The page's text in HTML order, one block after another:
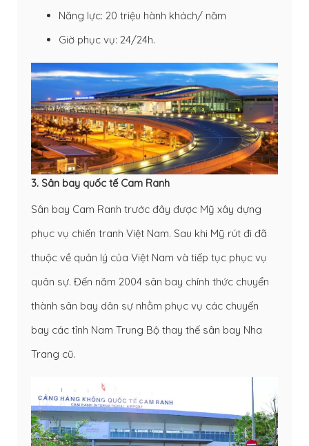
Năng lực: 20 triệu hành khách/ năm
Giờ phục vụ: 24/24h.
3. Sân bay quốc tế Cam Ranh
Sân bay Cam Ranh trước đây được Mỹ xây dựng
phục vụ chiến tranh Việt Nam. Sau khi Mỹ rút đi đã
thuộc về quản lý của Việt Nam và tiếp tục phục vụ
quân sự. Đến năm 2004 sân bay chính thức chuyển
thành sân bay dân sự nhằm phục vụ các chuyến
bay các tỉnh Nam Trung Bộ thay thế sân bay Nha
Trang cũ.